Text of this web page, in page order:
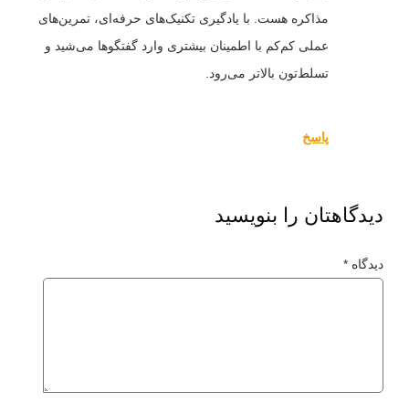
مذاکره هست. با یادگیری تکنیک‌های حرفه‌ای، تمرین‌های
عملی کم‌کم با اطمینان بیشتری وارد گفتگوها می‌شید و
تسلط‌تون بالاتر می‌رود.
پاسخ
دیدگاهتان را بنویسید
دیدگاه *